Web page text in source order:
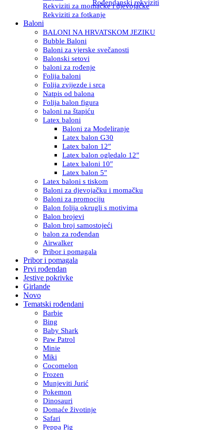
Rekviziti za momačke i djevojačke
Rođendanski rekviziti
Rekviziti za fotkanje
Baloni
BALONI NA HRVATSKOM JEZIKU
Bubble Baloni
Baloni za vjerske svečanosti
Balonski setovi
baloni za rođenje
Folija baloni
Folija zvijezde i srca
Natpis od balona
Folija balon figura
baloni na štapiću
Latex baloni
Baloni za Modeliranje
Latex balon G30
Latex balon 12″
Latex balon ogledalo 12″
Latex baloni 10″
Latex balon 5″
Latex baloni s tiskom
Baloni za djevojačku i momačku
Baloni za promociju
Balon folija okrugli s motivima
Balon brojevi
Balon broj samostojeći
balon za rođendan
Airwalker
Pribor i pomagala
Pribor i pomagala
Prvi rođendan
Jestive pokrivke
Girlande
Novo
Tematski rođendani
Barbie
Bing
Baby Shark
Paw Patrol
Minie
Miki
Cocomelon
Frozen
Munjeviti Jurić
Pokemon
Dinosauri
Domaće životinje
Safari
Peppa Pig